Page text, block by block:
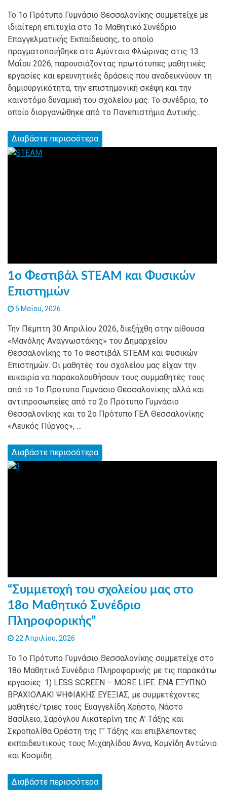
Το 1ο Πρότυπο Γυμνάσιο Θεσσαλονίκης συμμετείχε με
ιδιαίτερη επιτυχία στο 1ο Μαθητικό Συνέδριο
Επαγγελματικής Εκπαίδευσης, το οποίο
πραγματοποιήθηκε στο Αμύνταιο Φλώρινας στις 13
Μαΐου 2026, παρουσιάζοντας πρωτότυπες μαθητικές
εργασίες και ερευνητικές δράσεις που αναδεικνύουν τη
δημιουργικότητα, την επιστημονική σκέψη και την
καινοτόμο δυναμική του σχολείου μας. Το συνέδριο, το
οποίο διοργανώθηκε από το Πανεπιστήμιο Δυτικής…
Διαβάστε περισσότερα
1ο Φεστιβάλ STEAM και Φυσικών
Επιστημών
5 Μαΐου, 2026
Την Πέμπτη 30 Απριλίου 2026, διεξήχθη στην αίθουσα
«Μανόλης Αναγνωστάκης» του Δημαρχείου
Θεσσαλονίκης το 1ο Φεστιβάλ STEAM και Φυσικών
Επιστημών. Οι μαθητές του σχολείου μας είχαν την
ευκαιρία να παρακολουθήσουν τους συμμαθητές τους
από το 1ο Πρότυπο Γυμνάσιο Θεσσαλονίκης αλλά και
αντιπροσωπείες από το 2ο Πρότυπο Γυμνάσιο
Θεσσαλονίκης και το 2ο Πρότυπο ΓΕΛ Θεσσαλονίκης
«Λευκός Πύργος», …
Διαβάστε περισσότερα
“Συμμετοχή του σχολείου μας στο
18ο Μαθητικό Συνέδριο
Πληροφορικής”
22 Απριλίου, 2026
Το 1ο Πρότυπο Γυμνάσιο Θεσσαλονίκης συμμετείχε στο
18ο Μαθητικό Συνέδριο Πληροφορικής με τις παρακάτω
εργασίες: 1) LESS SCREEN – MORE LIFE: ΕΝΑ ΕΞΥΠΝΟ
ΒΡΑΧΙΟΛΑΚΙ ΨΗΦΙΑΚΗΣ ΕΥΕΞΙΑΣ, με συμμετέχοντες
μαθητές/τριες τους Ευαγγελίδη Χρήστο, Νάστο
Βασίλειο, Σαρόγλου Αικατερίνη της Α’ Τάξης και
Σκροπολίθα Ορέστη της Γ’ Τάξης και επιβλέποντες
εκπαιδευτικούς τους Μιχαηλίδου Άννα, Κομνίδη Αντώνιο
και Κοσμίδη…
Διαβάστε περισσότερα